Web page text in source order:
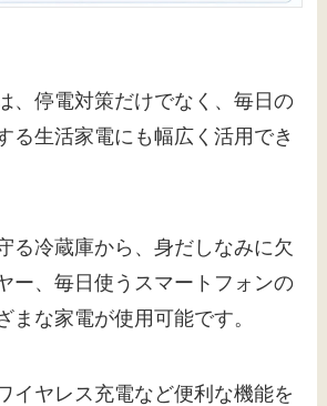
、停電対策だけでなく、毎日の
る生活家電にも幅広く活用でき
る冷蔵庫から、身だしなみに欠
ー、毎日使うスマートフォンの
まな家電が使用可能です。
イヤレス充電など便利な機能を